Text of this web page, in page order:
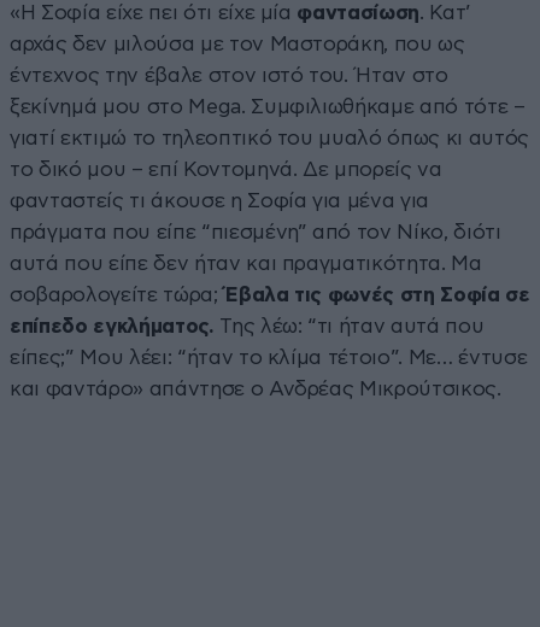
«Η Σοφία είχε πει ότι είχε μία φαντασίωση. Κατ’
αρχάς δεν μιλούσα με τον Μαστοράκη, που ως
έντεχνος την έβαλε στον ιστό του. Ήταν στο
ξεκίνημά μου στο Mega. Συμφιλιωθήκαμε από τότε –
γιατί εκτιμώ το τηλεοπτικό του μυαλό όπως κι αυτός
το δικό μου – επί Κοντομηνά. Δε μπορείς να
φανταστείς τι άκουσε η Σοφία για μένα για
πράγματα που είπε “πιεσμένη” από τον Νίκο, διότι
αυτά που είπε δεν ήταν και πραγματικότητα. Μα
σοβαρολογείτε τώρα; Έβαλα τις φωνές στη Σοφία σε
επίπεδο εγκλήματος. Της λέω: “τι ήταν αυτά που
είπες;” Μου λέει: “ήταν το κλίμα τέτοιο”. Με… έντυσε
και φαντάρο» απάντησε ο Ανδρέας Μικρούτσικος.